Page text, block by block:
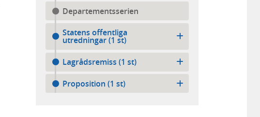
Departementsserien
Statens offentliga
utredningar (1 st)
Lagrådsremiss (1 st)
Proposition (1 st)